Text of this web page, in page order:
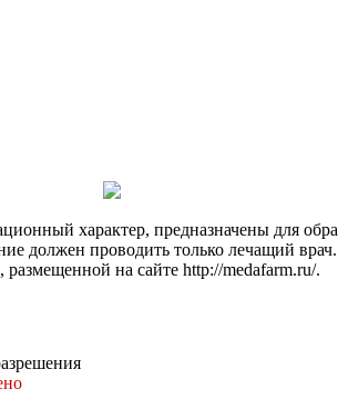
характер, предназначены для
должен проводить только лечащий
на сайте http://medafarm.ru/.